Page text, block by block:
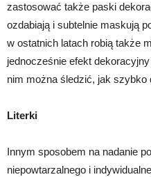
zastosować także paski
ozdabiają i subtelnie maskują
w ostatnich latach robią także
jednocześnie efekt
nim można śledzić, jak szybko
Literki
Innym sposobem na nadanie
niepowtarzalnego i